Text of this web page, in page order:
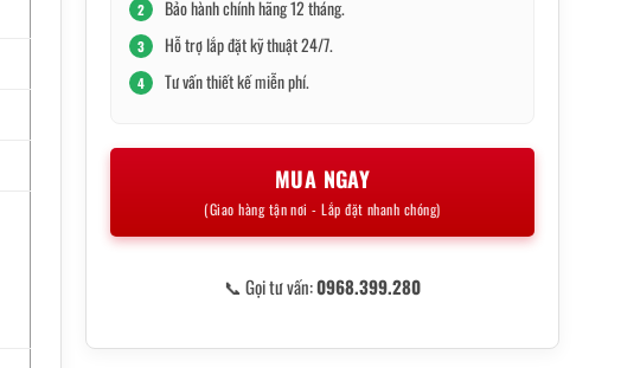
2 Bảo hành chính hãng 12 tháng.
3 Hỗ trợ lắp đặt kỹ thuật 24/7.
4 Tư vấn thiết kế miễn phí.
MUA NGAY
(Giao hàng tận nơi - Lắp đặt nhanh chóng)
📞 Gọi tư vấn:0968.399.280